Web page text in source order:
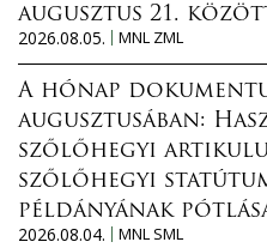
augusztus 21.
2026.08.05.
MNL ZML
A hónap
augusztusában:
szőlőhegyi
szőlőhegyi
példányának
2026.08.04.
MNL SML